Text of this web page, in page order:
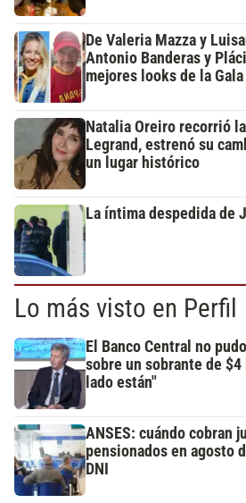
De Valeria Mazza y
Antonio Banderas y
mejores looks de la
Natalia Oreiro recorrió
Legrand, estrenó su
un lugar histórico
La íntima despedida de
Lo más visto en Perfil
El Banco Central no
sobre un sobrante de
lado están"
ANSES: cuándo cobran
pensionados en agosto
DNI